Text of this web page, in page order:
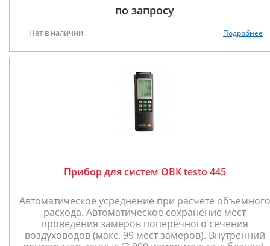
по запросу
Нет в наличии Подробнее
Прибор для систем ОВК testo 445
Автоматическое усреднение при расчете объемного
расхода. Автоматическое сохранение мест
проведения замеров поперечного сечения
воздуховодов (макс. 99 мест замеров). Внутренний